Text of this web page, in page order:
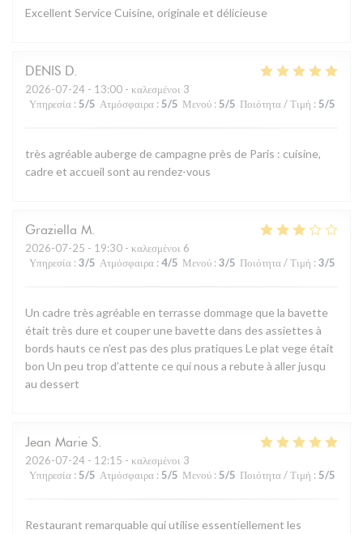
Excellent Service Cuisine, originale et délicieuse
DENIS D
2026-07-24 - 13:00 - καλεσμένοι 3
Υπηρεσία : 5/5 Ατμόσφαιρα : 5/5 Μενού : 5/5 Ποιότητα / Τιμή : 5/5
très agréable auberge de campagne près de Paris : cuisine,
cadre et accueil sont au rendez-vous
Graziella M
2026-07-25 - 19:30 - καλεσμένοι 6
Υπηρεσία : 3/5 Ατμόσφαιρα : 4/5 Μενού : 3/5 Ποιότητα / Τιμή : 3/5
Un cadre très agréable en terrasse dommage que la bavette
était très dure et couper une bavette dans des assiettes à
bords hauts ce n’est pas des plus pratiques Le plat vege était
bon Un peu trop d’attente ce qui nous a rebute à aller jusqu
au dessert
Jean Marie S
2026-07-24 - 12:15 - καλεσμένοι 3
Υπηρεσία : 5/5 Ατμόσφαιρα : 5/5 Μενού : 5/5 Ποιότητα / Τιμή : 5/5
Restaurant remarquable qui utilise essentiellement les